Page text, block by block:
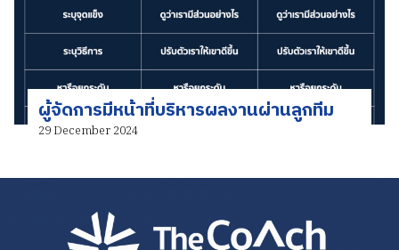
ผู้จัดการมีหน้าที่บริหารผลงานผ่านลูกทีม
29 December 2024